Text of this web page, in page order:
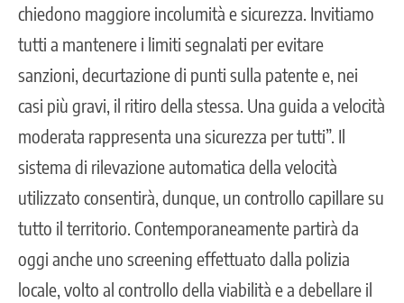
chiedono maggiore incolumità e sicurezza. Invitiamo
tutti a mantenere i limiti segnalati per evitare
sanzioni, decurtazione di punti sulla patente e, nei
casi più gravi, il ritiro della stessa. Una guida a velocità
moderata rappresenta una sicurezza per tutti”. Il
sistema di rilevazione automatica della velocità
utilizzato consentirà, dunque, un controllo capillare su
tutto il territorio. Contemporaneamente partirà da
oggi anche uno screening effettuato dalla polizia
locale, volto al controllo della viabilità e a debellare il